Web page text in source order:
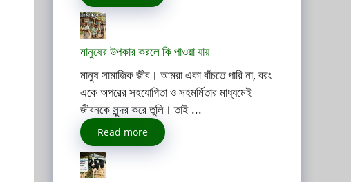
মানুষের উপকার করলে কি পাওয়া যায়
মানুষ সামাজিক জীব। আমরা একা বাঁচতে পারি না, বরং
একে অপরের সহযোগিতা ও সহমর্মিতার মাধ্যমেই
জীবনকে সুন্দর করে তুলি। তাই ...
Read more